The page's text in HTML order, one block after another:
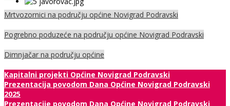
Mrtvozornici na području općine Novigrad Podravski
Pogrebno poduzeće na području općine Novigrad Podravski
Dimnjačar na području općine
Kapitalni projekti Općine Novigrad Podravski
Prezentacija povodom Dana Općine Novigrad Podravski
2025
Prezentacije povodom Dana Općine Novigrad Podravski